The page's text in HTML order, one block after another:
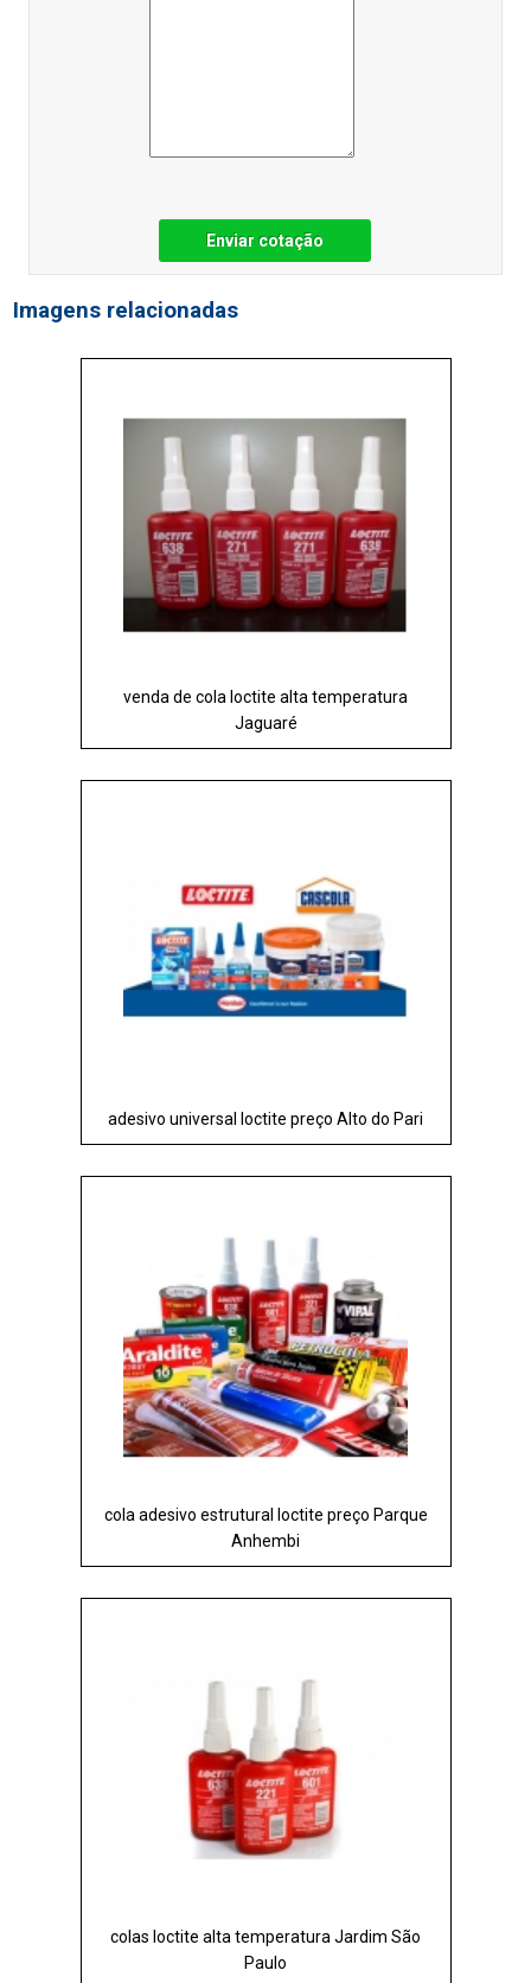
Enviar cotação
Imagens relacionadas
venda de cola loctite alta temperatura
Jaguaré
adesivo universal loctite preço Alto do Pari
cola adesivo estrutural loctite preço Parque
Anhembi
colas loctite alta temperatura Jardim São
Paulo